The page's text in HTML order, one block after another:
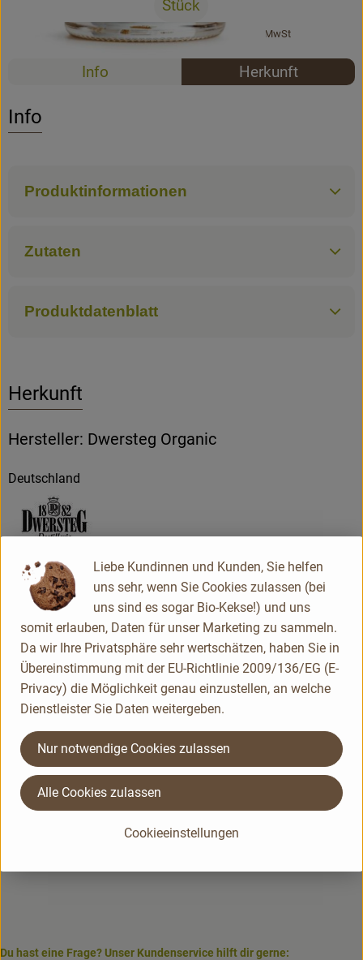
Rezepte
Stück
#4172 28,99 €/ Stück 57,98 €/ l 19% MwSt
Rezepte
Info Herkunft
Info
Produktinformationen
Zutaten
Produktdatenblatt
Herkunft
Hersteller: Dwersteg Organic
Deutschland
L. Dwersteg jun. GmbH & Co. KG
D 48565 Steinfurt
alle Produkte sind Bio
Kontrollnummer DE-NW-003-00969-BCD#2017#62314
www.dwersteg.de
(Daten von Ecoinform)
Dwersteg Organic
Du hast eine Frage? Unser Kundenservice hilft dir gerne:
Liebe Kundinnen und Kunden, Sie helfen
uns sehr, wenn Sie Cookies zulassen (bei
uns sind es sogar Bio-Kekse!) und uns
somit erlauben, Daten für unser Marketing zu sammeln.
Da wir Ihre Privatsphäre sehr wertschätzen, haben Sie in
Übereinstimmung mit der EU-Richtlinie 2009/136/EG (E-
Privacy) die Möglichkeit genau einzustellen, an welche
Dienstleister Sie Daten weitergeben.
Cookieeinstellungen
Nur notwendige Cookies zulassen
Alle Cookies zulassen